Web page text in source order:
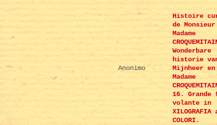
Anonimo
Histoire
de
Madame
Wonderbare
historie
Mijnheer en
Madame
16.
volante in
XILOGRAFIA
COLORI.